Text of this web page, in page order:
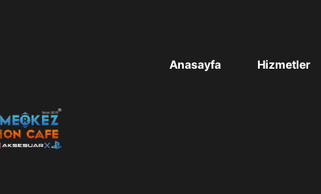
Anasayfa Hizmetler